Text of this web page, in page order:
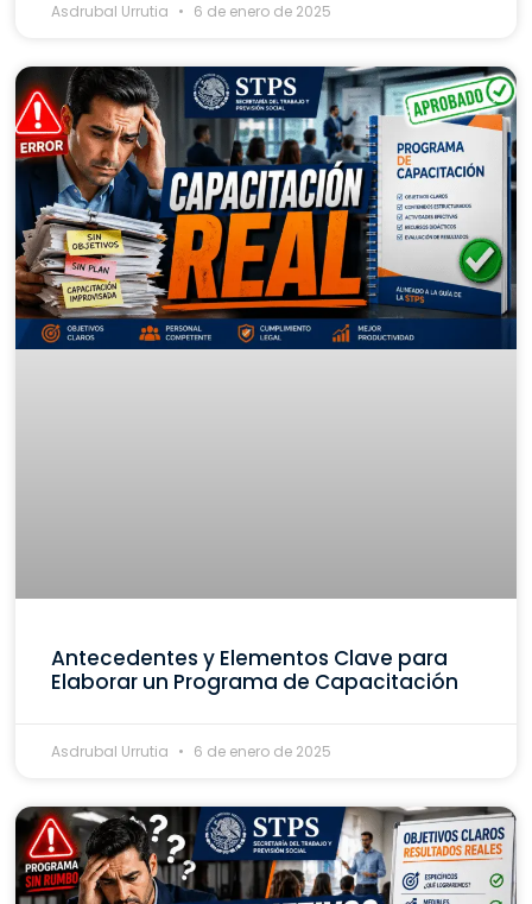
Asdrubal Urrutia 6 de enero de 2025
Antecedentes y Elementos Clave para
Elaborar un Programa de Capacitación
Asdrubal Urrutia 6 de enero de 2025